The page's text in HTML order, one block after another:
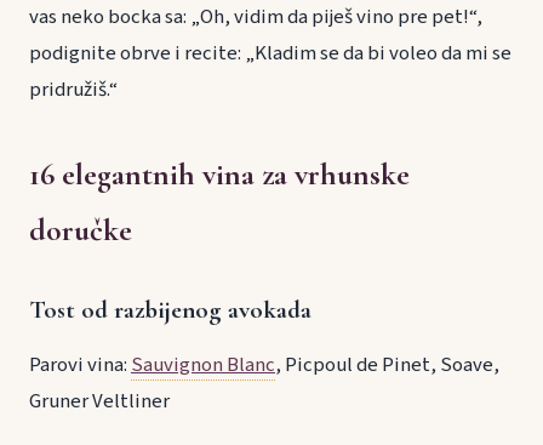
vas neko bocka sa: „Oh, vidim da piješ vino pre pet!“,
podignite obrve i recite: „Kladim se da bi voleo da mi se
pridružiš.“
16 elegantnih vina za vrhunske
doručke
Tost od razbijenog avokada
Parovi vina:Sauvignon Blanc, Picpoul de Pinet, Soave,
Gruner Veltliner